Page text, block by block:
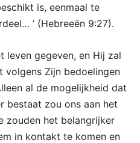
is, eenmaal te
‘ (Hebreeën 9:27).
leven gegeven, en Hij zal
volgens Zijn bedoelingen
al de mogelijkheid dat
bestaat zou ons aan het
zouden het belangrijker
in kontakt te komen en